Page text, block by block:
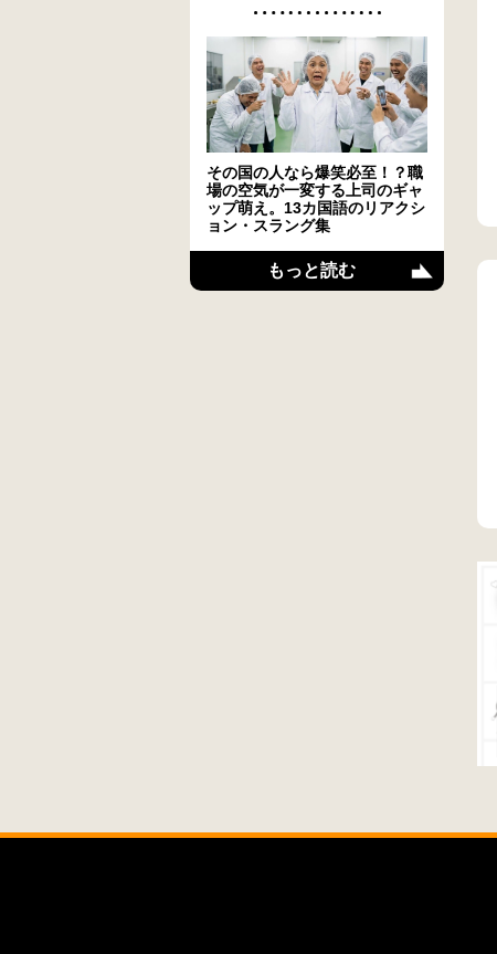
その国の人なら爆笑必至！？職
場の空気が一変する上司のギャ
ップ萌え。13カ国語のリアクシ
ョン・スラング集
もっと読む